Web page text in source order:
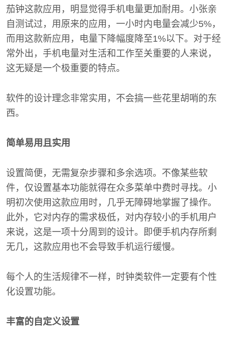
茄钟这款应用，明显觉得手机电量更加耐用。小张亲
自测试过，用原来的应用，一小时内电量会减少5%，
而用这款新应用，电量下降幅度降至1%以下。对于经
常外出，手机电量对生活和工作至关重要的人来说，
这无疑是一个极重要的特点。
软件的设计理念非常实用，不会搞一些花里胡哨的东
西。
简单易用且实用
设置简便，无需复杂步骤和多余选项。不像某些软
件，仅设置基本功能就得在众多菜单中费时寻找。小
明初次使用这款应用时，几乎无障碍地掌握了操作。
此外，它对内存的需求极低，对内存较小的手机用户
来说，这是一项十分周到的设计。即便手机内存所剩
无几，这款应用也不会导致手机运行缓慢。
每个人的生活规律不一样，时钟类软件一定要有个性
化设置功能。
丰富的自定义设置